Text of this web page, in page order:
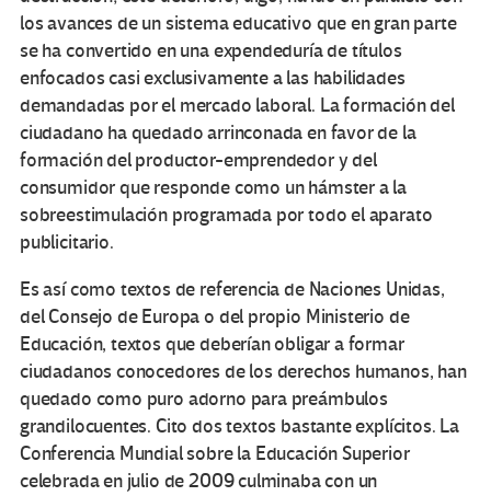
los avances de un sistema educativo que en gran parte
se ha convertido en una expendeduría de títulos
enfocados casi exclusivamente a las habilidades
demandadas por el mercado laboral. La formación del
ciudadano ha quedado arrinconada en favor de la
formación del productor-emprendedor y del
consumidor que responde como un hámster a la
sobreestimulación programada por todo el aparato
publicitario.
Es así como textos de referencia de Naciones Unidas,
del Consejo de Europa o del propio Ministerio de
Educación, textos que deberían obligar a formar
ciudadanos conocedores de los derechos humanos, han
quedado como puro adorno para preámbulos
grandilocuentes. Cito dos textos bastante explícitos. La
Conferencia Mundial sobre la Educación Superior
celebrada en julio de 2009 culminaba con un